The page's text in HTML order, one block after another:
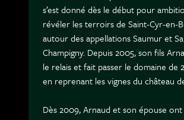
s’est donné dès le début pour
révéler les terroirs de Saint-Cyr-en-
autour des appellations Saumur et
Champigny. Depuis 2005, son fils
le relais et fait passer le domaine de
en reprenant les vignes du château
Dès 2009, Arnaud et son épouse ont